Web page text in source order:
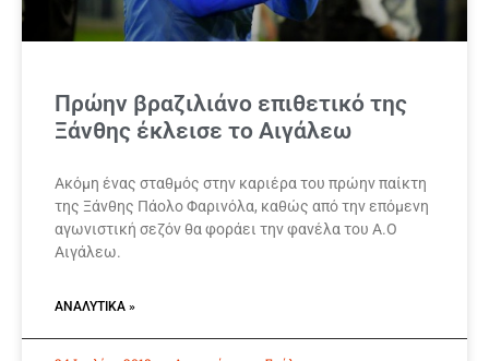
Πρώην βραζιλιάνο επιθετικό της
Ξάνθης έκλεισε το Αιγάλεω
Ακόμη ένας σταθμός στην καριέρα του πρώην παίκτη
της Ξάνθης Πάολο Φαρινόλα, καθώς από την επόμενη
αγωνιστική σεζόν θα φοράει την φανέλα του Α.Ο
Αιγάλεω.
ΑΝΑΛΥΤΙΚΆ »